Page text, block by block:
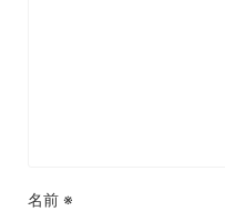
名前 ※